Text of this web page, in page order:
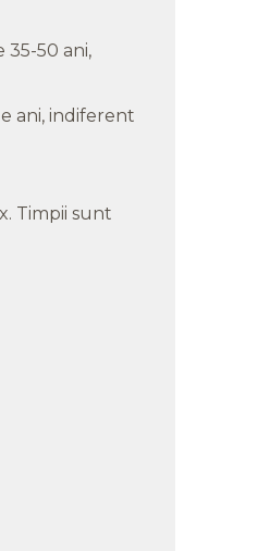
35-50 ani,
ani, indiferent
Timpii sunt